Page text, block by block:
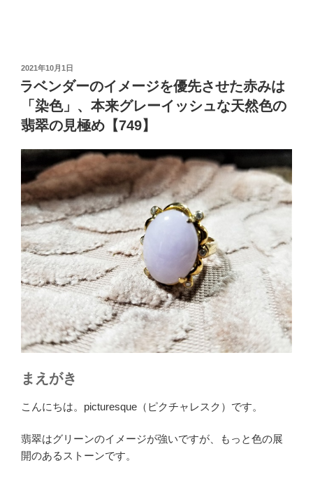
投
稿
日:
2021年10月1日
ラベンダーのイメージを優先させた赤みは
「染色」、本来グレーイッシュな天然色の
翡翠の見極め【749】
まえがき
こんにちは。picturesque（ピクチャレスク）です。
翡翠はグリーンのイメージが強いですが、もっと色の展
開のあるストーンです。